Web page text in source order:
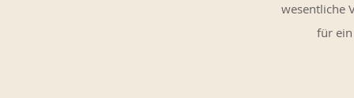
wesentliche
für